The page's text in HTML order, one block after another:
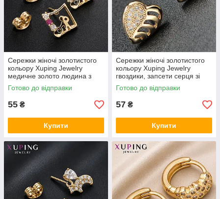
Сережки жіночі золотистого
кольору Xuping Jewelry
медичне золото людина з
білими та рожевими
фіанітами 24K
Готово до відправки
55 ₴
Купити
Сережки жіночі золотистого
кольору Xuping Jewelry
гвоздики, запсети серця зі
стразами 24K
Готово до відправки
57 ₴
Купити